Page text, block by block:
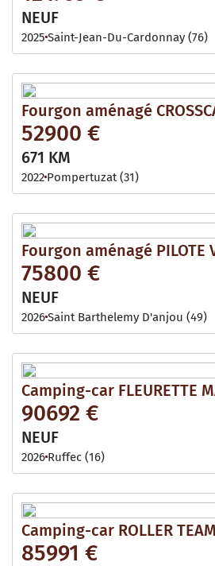
NEUF
2025 Saint-Jean-Du-Cardonnay (76)
Fourgon aménagé
52900 €
671 KM
2022 Pompertuzat (31)
Fourgon aménagé PILOTE
75800 €
NEUF
2026Saint Barthelemy D'anjou (49)
Camping-car FLEURETTE
90692 €
NEUF
2026 Ruffec (16)
Camping-car ROLLER
85991 €